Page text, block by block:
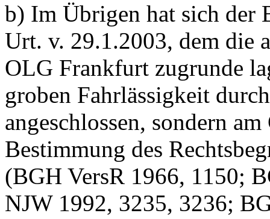
b) Im Übrigen hat sich der
Urt. v. 29.1.2003, dem die
OLG Frankfurt zugrunde
groben Fahrlässigkeit
angeschlossen, sondern
Bestimmung des
(BGH VersR 1966, 1150;
NJW 1992, 3235, 3236;